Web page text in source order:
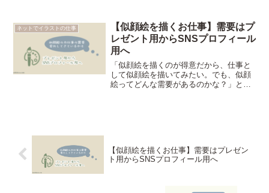
コミッションとは海外の文化で、絵師に
有料で絵を依頼するシステムのこと。
ネットでイラストの仕事
【似顔絵を描くお仕事】需要はプ
レゼント用からSNSプロフィール
用へ
「似顔絵を描くのが得意だから、仕事と
して似顔絵を描いてみたい。でも、似顔
絵ってどんな需要があるのかな？」とい
【似顔絵を描くお仕事】需要はプレゼン
ト用からSNSプロフィール用へ